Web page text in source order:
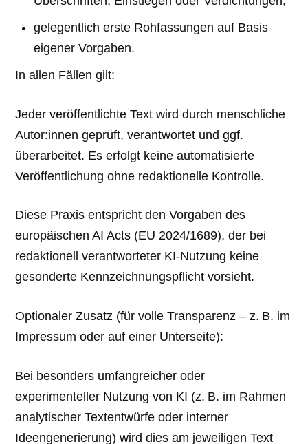
gelegentlich erste Rohfassungen auf Basis
eigener Vorgaben.
In allen Fällen gilt:
Jeder veröffentlichte Text wird durch menschliche
Autor:innen geprüft, verantwortet und ggf.
überarbeitet. Es erfolgt keine automatisierte
Veröffentlichung ohne redaktionelle Kontrolle.
Diese Praxis entspricht den Vorgaben des
europäischen AI Acts (EU 2024/1689), der bei
redaktionell verantworteter KI-Nutzung keine
gesonderte Kennzeichnungspflicht vorsieht.
Optionaler Zusatz (für volle Transparenz – z. B. im
Impressum oder auf einer Unterseite):
Bei besonders umfangreicher oder
experimenteller Nutzung von KI (z. B. im Rahmen
analytischer Textentwürfe oder interner
Ideengenerierung) wird dies am jeweiligen Text